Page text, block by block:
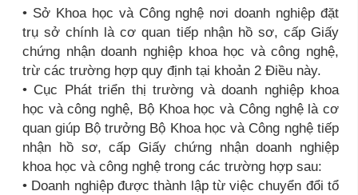
• Sở Khoa học và Công nghệ nơi doanh nghiệp đặt
trụ sở chính là cơ quan tiếp nhận hồ sơ, cấp Giấy
chứng nhận doanh nghiệp khoa học và công nghệ,
trừ các trường hợp quy định tại khoản 2 Điều này.
• Cục Phát triển thị trường và doanh nghiệp khoa
học và công nghệ, Bộ Khoa học và Công nghệ là cơ
quan giúp Bộ trưởng Bộ Khoa học và Công nghệ tiếp
nhận hồ sơ, cấp Giấy chứng nhận doanh nghiệp
khoa học và công nghệ trong các trường hợp sau:
• Doanh nghiệp được thành lập từ việc chuyển đổi tổ